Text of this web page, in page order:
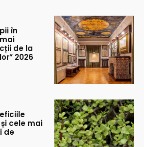
în
de la
2026
cele mai
de